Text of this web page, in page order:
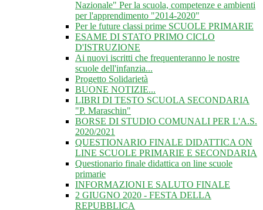
Nazionale" Per la scuola, competenze e ambienti
per l'apprendimento "2014-2020"
Per le future classi prime SCUOLE PRIMARIE
ESAME DI STATO PRIMO CICLO
D'ISTRUZIONE
Ai nuovi iscritti che frequenteranno le nostre
scuole dell'infanzia...
Progetto Solidarietà
BUONE NOTIZIE...
LIBRI DI TESTO SCUOLA SECONDARIA
"P. Maraschin"
BORSE DI STUDIO COMUNALI PER L'A.S.
2020/2021
QUESTIONARIO FINALE DIDATTICA ON
LINE SCUOLE PRIMARIE E SECONDARIA
Questionario finale didattica on line scuole
primarie
INFORMAZIONI E SALUTO FINALE
2 GIUGNO 2020 - FESTA DELLA
REPUBBLICA